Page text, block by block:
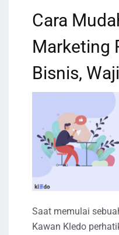
Cara
Marketing
Bisnis,
Saat memulai
Kawan Kledo